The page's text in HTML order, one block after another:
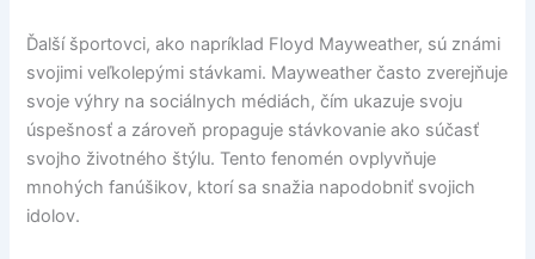
Ďalší športovci, ako napríklad Floyd Mayweather, sú známi
svojimi veľkolepými stávkami. Mayweather často zverejňuje
svoje výhry na sociálnych médiách, čím ukazuje svoju
úspešnosť a zároveň propaguje stávkovanie ako súčasť
svojho životného štýlu. Tento fenomén ovplyvňuje
mnohých fanúšikov, ktorí sa snažia napodobniť svojich
idolov.